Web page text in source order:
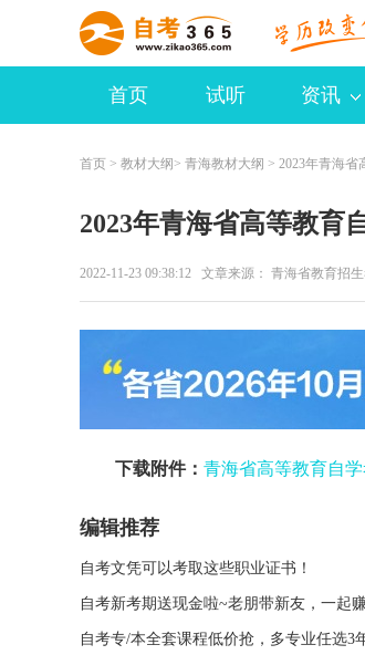
首页 试听 资讯
首页 > 教材大纲 > 青海教材大纲 > 2023年青海
2023年青海省高等教育
2022-11-23 09:38:12 文章来源： 青海省教育招
下载附件： 青海省高等教育自
编辑推荐
自考文凭可以考取这些职业证书！
自考新考期送现金啦~老朋带新友，一起
自考专/本全套课程低价抢，多专业任选3